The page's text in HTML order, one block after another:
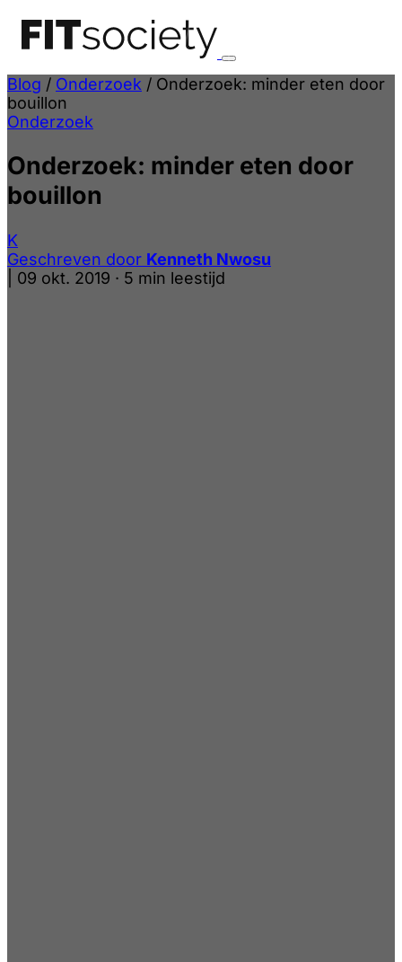
Blog / Onderzoek / Onderzoek: minder eten door
bouillon
Onderzoek
Onderzoek: minder eten door
bouillon
K
Geschreven door Kenneth Nwosu
09 okt. 2019 · 5 min leestijd